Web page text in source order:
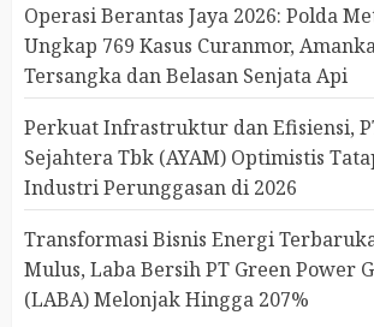
Operasi Berantas Jaya 2026: Polda
Ungkap 769 Kasus Curanmor,
Tersangka dan Belasan Senjata Api
Perkuat Infrastruktur dan Efisiensi,
Sejahtera Tbk (AYAM) Optimistis
Industri Perunggasan di 2026
Transformasi Bisnis Energi
Mulus, Laba Bersih PT Green Power
(LABA) Melonjak Hingga 207%